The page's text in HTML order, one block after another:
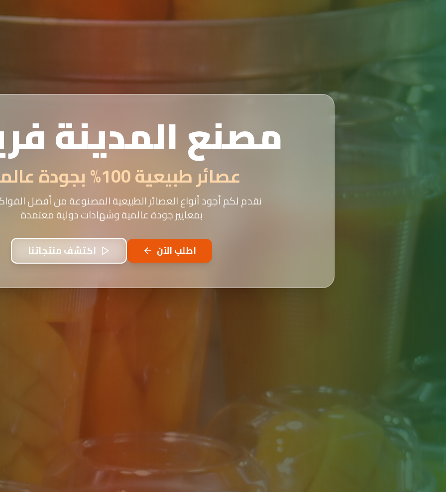
مصنع المدينة
عصائر طبيعية 100% بجودة عالمية
نقدم لكم أجود أنواع العصائر الطبيعية المصنوعة من أفضل
بمعايير جودة عالمية وشهادات دولية معتمدة
اطلب الآن اكتشف منتجاتنا